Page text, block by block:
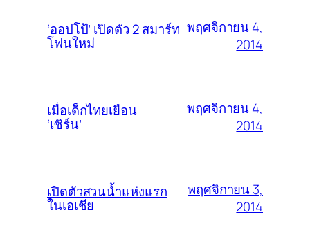
‘ออปโป้’ เปิดตัว 2 สมาร์ท
โฟนใหม่
พฤศจิกายน 4,
2014
เมื่อเด็กไทยเยือน
‘เซิร์น’
พฤศจิกายน 4,
2014
เปิดตัวสวนน้ำแห่งแรก
ในเอเชีย
พฤศจิกายน 3,
2014